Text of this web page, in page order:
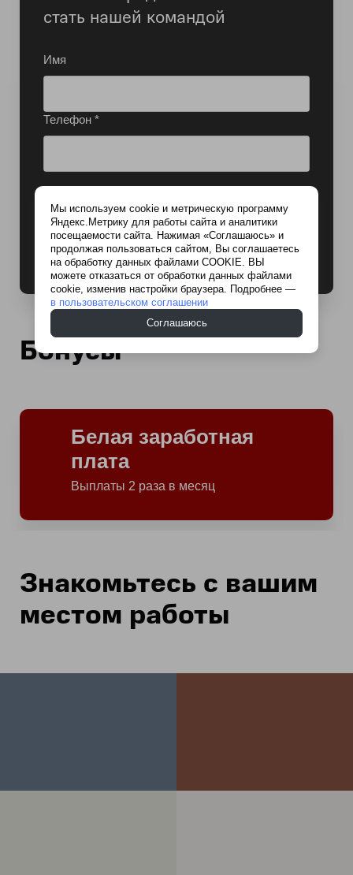
стать нашей командой
Имя
Телефон *
Найти работу
персональных данных
Бонусы
Белая заработная
плата
Выплаты 2 раза в месяц
Знакомьтесь с вашим
местом работы
Мы используем cookie и метрическую программу
Яндекс.Метрику для работы сайта и аналитики
посещаемости сайта. Нажимая «Соглашаюсь» и
продолжая пользоваться сайтом, Вы соглашаетесь
на обработку данных файлами COOKIE. ВЫ
можете отказаться от обработки данных файлами
cookie, изменив настройки браузера. Подробнее —
в пользовательском соглашении
Соглашаюсь